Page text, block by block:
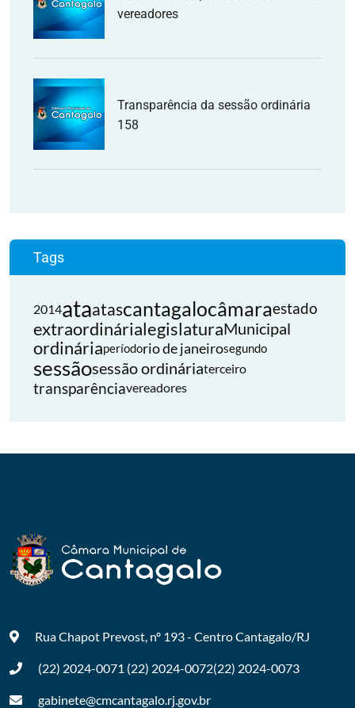
vereadores
Transparência da sessão ordinária
158
Tags
2014ataatascantagalocâmaraestado
extraordinárialegislaturaMunicipal
ordináriaperíodorio de janeirosegundo
sessãosessão ordináriaterceiro
transparênciavereadores
Rua Chapot Prevost, nº 193 - CentroCantagalo/RJ
(22) 2024-0071 (22) 2024-0072(22) 2024-0073
gabinete@cmcantagalo.rj.gov.br